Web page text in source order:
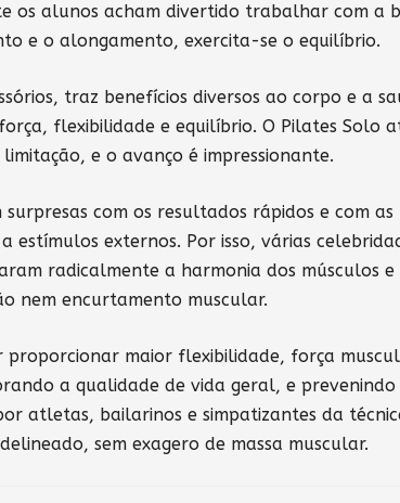
os alunos acham divertido trabalhar com a
e o alongamento, exercita-se o equilíbrio.
traz benefícios diversos ao corpo e a
flexibilidade e equilíbrio. O Pilates Solo
e o avanço é impressionante.
com os resultados rápidos e com
estímulos externos. Por isso, várias
radicalmente a harmonia dos músculos e
nem encurtamento muscular.
maior flexibilidade, força
a qualidade de vida geral, e
atletas, bailarinos e simpatizantes da
sem exagero de massa muscular.